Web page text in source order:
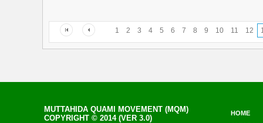
1 2 3 4 5 6 7 8 9 10 11 12
MUTTAHIDA QUAMI MOVEMENT (MQM)
COPYRIGHT © 2014 (VER 3.0)
HOME